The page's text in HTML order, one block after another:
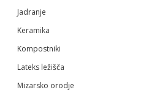
Jadranje
Keramika
Kompostniki
Lateks ležišča
Mizarsko orodje